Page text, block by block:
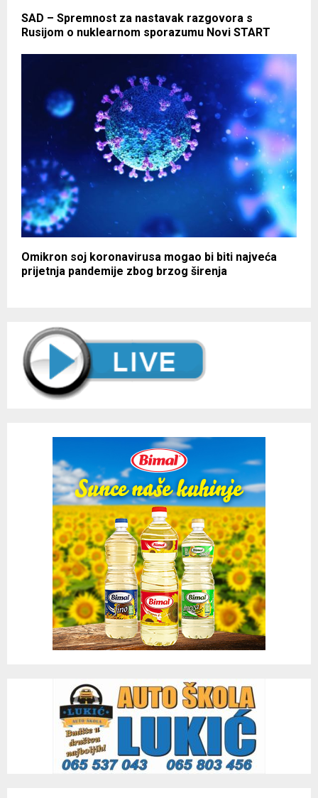
SAD – Spremnost za nastavak razgovora s
Rusijom o nuklearnom sporazumu Novi START
Omikron soj koronavirusa mogao bi biti najveća
prijetnja pandemije zbog brzog širenja